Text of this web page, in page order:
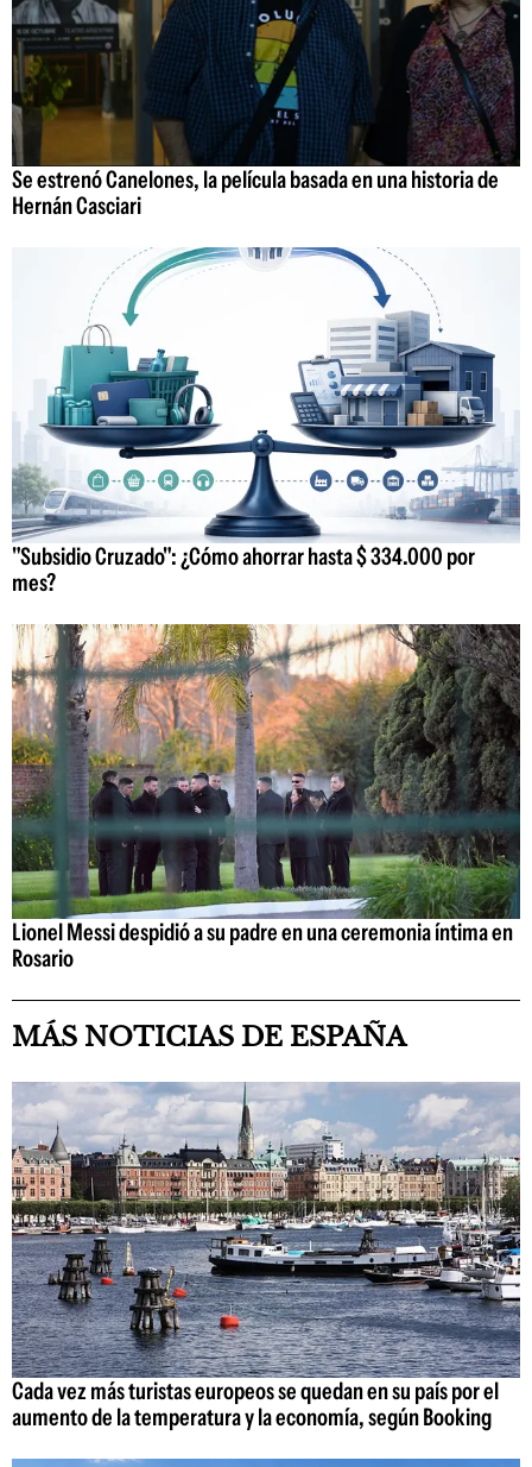
Se estrenó Canelones, la película basada en una historia de
Hernán Casciari
"Subsidio Cruzado": ¿Cómo ahorrar hasta $ 334.000 por
mes?
Lionel Messi despidió a su padre en una ceremonia íntima en
Rosario
MÁS NOTICIAS DE ESPAÑA
Cada vez más turistas europeos se quedan en su país por el
aumento de la temperatura y la economía, según Booking